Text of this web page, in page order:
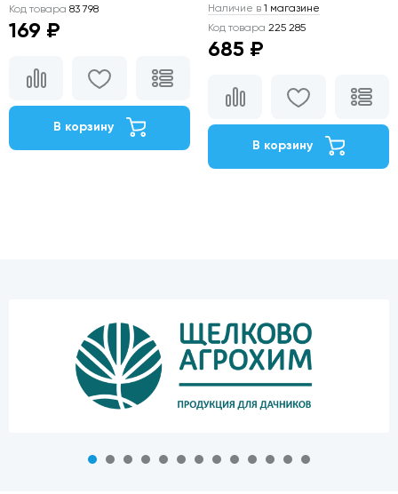
Код товара 83 798
169 ₽
В корзину
Наличие в 1 магазине
Код товара 225 285
685 ₽
В корзину